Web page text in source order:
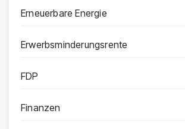
Erneuerbare Energie
Erwerbsminderungsrente
FDP
Finanzen